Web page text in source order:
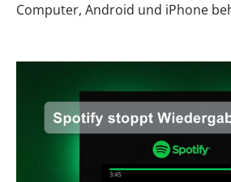
Computer, Android und iPhone